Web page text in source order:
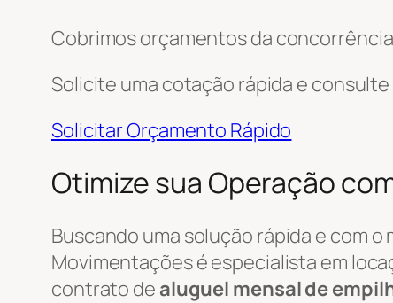
Cobrimos orçamentos da
Solicite uma cotação rápida e consulte
Solicitar Orçamento Rápido
Otimize sua Operação
Buscando uma solução rápida e com o
Movimentações é especialista em
contrato de aluguel mensal de